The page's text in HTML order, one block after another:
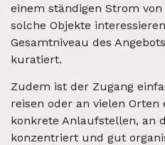
einem ständigen Strom
solche Objekte
Gesamtniveau des
kuratiert.
Zudem ist der Zugang
reisen oder an vielen
konkrete Anlaufstellen, an
konzentriert und gut